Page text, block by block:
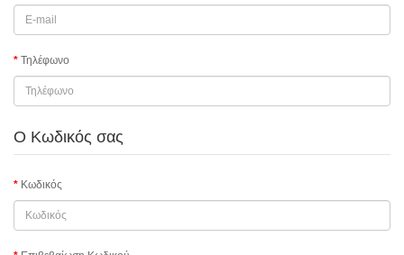
Τηλέφωνο
Ο Κωδικός σας
Κωδικός